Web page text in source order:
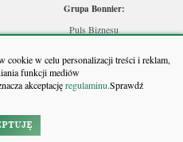
w celu personalizacji treści i reklam,
funkcji mediów
akceptacjęregulaminu.Sprawdź
Grupa Bonnier:
Puls Biznesu
Puls Medycyny
Monitor Firm